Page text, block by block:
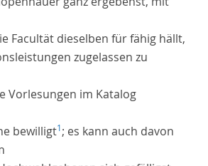
Facultät dieselben für fähig hällt,
zugelassen zu
Vorlesungen im Katalog
bewilligt1; es kann auch davon